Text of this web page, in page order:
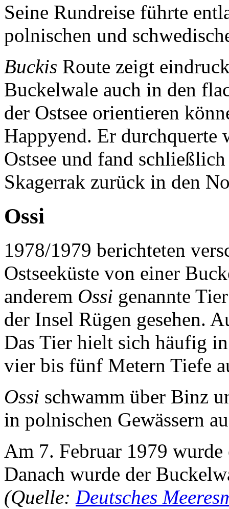
Seine Rundreise führte
polnischen und
Buckis Route zeigt
Buckelwale auch in den
der Ostsee orientieren
Happyend. Er durchquerte
Ostsee und fand
Skagerrak zurück in den
Ossi
1978/1979 berichteten
Ostseeküste von einer
anderem Ossi genannte
der Insel Rügen gesehen.
Das Tier hielt sich häufig
vier bis fünf Metern Tiefe
Ossi schwamm über Binz
in polnischen Gewässern
Am 7. Februar 1979
Danach wurde der
(Quelle: Deutsches